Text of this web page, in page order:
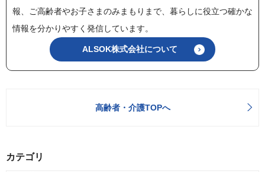
報、ご高齢者やお子さまのみまもりまで、暮らしに役立つ確かな
情報を分かりやすく発信しています。
ALSOK株式会社について
高齢者・介護TOPへ
カテゴリ